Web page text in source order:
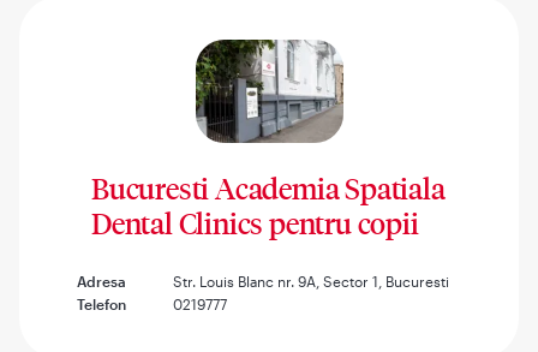
Bucuresti Academia Spatiala
Dental Clinics pentru copii
Adresa
Str. Louis Blanc nr. 9A, Sector 1, Bucuresti
Telefon
0219777